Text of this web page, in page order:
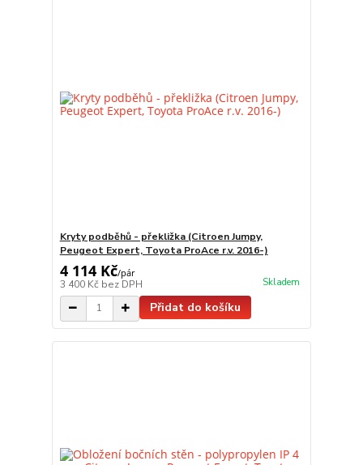
Kryty podběhů - překližka (Citroen Jumpy,
Peugeot Expert, Toyota ProAce r.v. 2016-)
4 114 Kč/pár
3 400 Kč bez DPH Skladem
Přidat do košíku